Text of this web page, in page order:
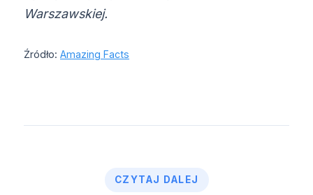
Warszawskiej.
Źródło: Amazing Facts
CZYTAJ DALEJ